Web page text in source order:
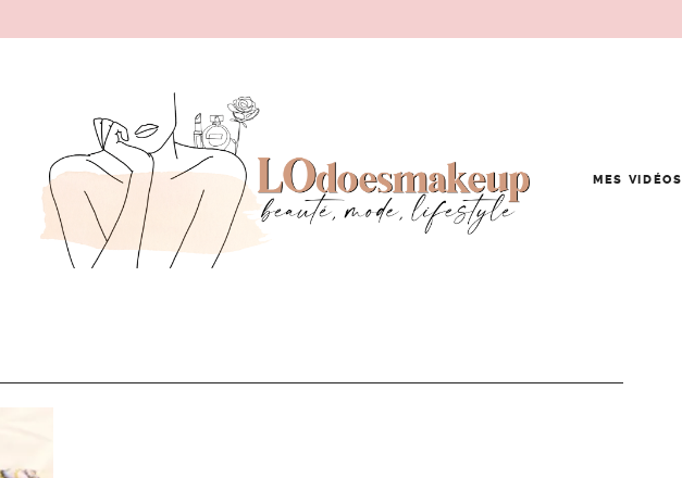
MES VIDÉOS